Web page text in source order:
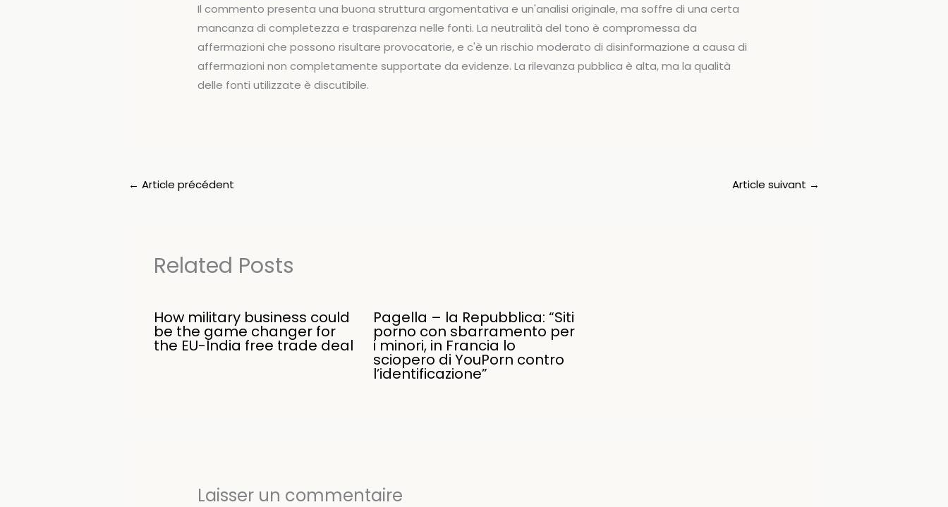
Il commento presenta una buona struttura argomentativa e un'analisi originale, ma soffre di una certa
mancanza di completezza e trasparenza nelle fonti. La neutralità del tono è compromessa da
affermazioni che possono risultare provocatorie, e c'è un rischio moderato di disinformazione a causa di
affermazioni non completamente supportate da evidenze. La rilevanza pubblica è alta, ma la qualità
delle fonti utilizzate è discutibile.
← Article précédent Article suivant →
Related Posts
How military business could
be the game changer for
the EU-India free trade deal
Pagella – la Repubblica: “Siti
porno con sbarramento per
i minori, in Francia lo
sciopero di YouPorn contro
l’identificazione”
Laisser un commentaire